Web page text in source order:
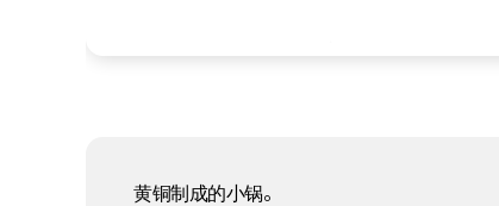
黄铜制成的小锅。